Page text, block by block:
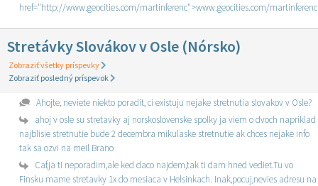
href="http://www.geocities.com/martinferenc">www.geocities.com/martinferenc
Stretávky Slovákov v Osle (Nórsko)
Zobraziť všetky príspevky
Zobraziť posledný príspevok
Ahojte, neviete niekto poradit, ci existuju nejake stretnutia slovakov v Osle?
ahoj v osle su stretavky aj norskoslovenske spolky ja viem o dvoch napriklad
najblisie stretnutie bude 2 decembra mikulaske stretnutie ak chces nejake info
tak sa ozvi na meil Brano
Caf,ja ti neporadim,ale ked daco najdem,tak ti dam hned vediet.Tu vo
Finsku mame stretavky 1x do mesiaca v Helsinkach. Inak,pocuj,nevies adresu na